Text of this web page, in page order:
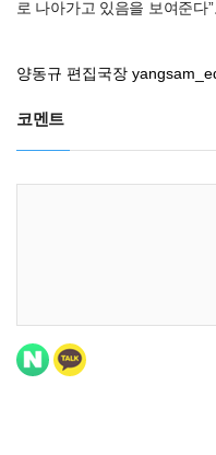
로 나아가고 있음을 보여준다
양동규 편집국장
코멘트